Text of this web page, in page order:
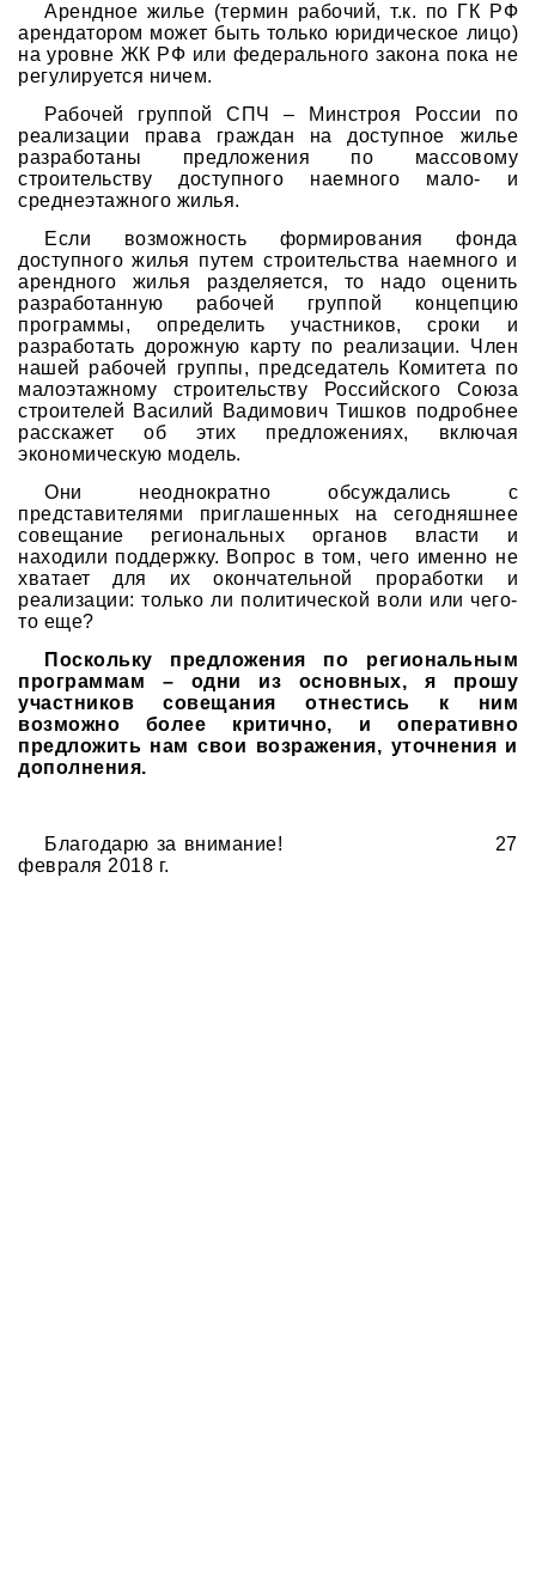
Арендное жилье (термин рабочий, т.к. по ГК РФ
арендатором может быть только юридическое лицо)
на уровне ЖК РФ или федерального закона пока не
регулируется ничем.
Рабочей группой СПЧ – Минстроя России по
реализации права граждан на доступное жилье
разработаны предложения по массовому
строительству доступного наемного мало- и
среднеэтажного жилья.
Если возможность формирования фонда
доступного жилья путем строительства наемного и
арендного жилья разделяется, то надо оценить
разработанную рабочей группой концепцию
программы, определить участников, сроки и
разработать дорожную карту по реализации. Член
нашей рабочей группы, председатель Комитета по
малоэтажному строительству Российского Союза
строителей Василий Вадимович Тишков подробнее
расскажет об этих предложениях, включая
экономическую модель.
Они неоднократно обсуждались с
представителями приглашенных на сегодняшнее
совещание региональных органов власти и
находили поддержку. Вопрос в том, чего именно не
хватает для их окончательной проработки и
реализации: только ли политической воли или чего-
то еще?
Поскольку предложения по региональным
программам – одни из основных, я прошу
участников совещания отнестись к ним
возможно более критично, и оперативно
предложить нам свои возражения, уточнения и
дополнения.
Благодарю за внимание! 27
февраля 2018 г.